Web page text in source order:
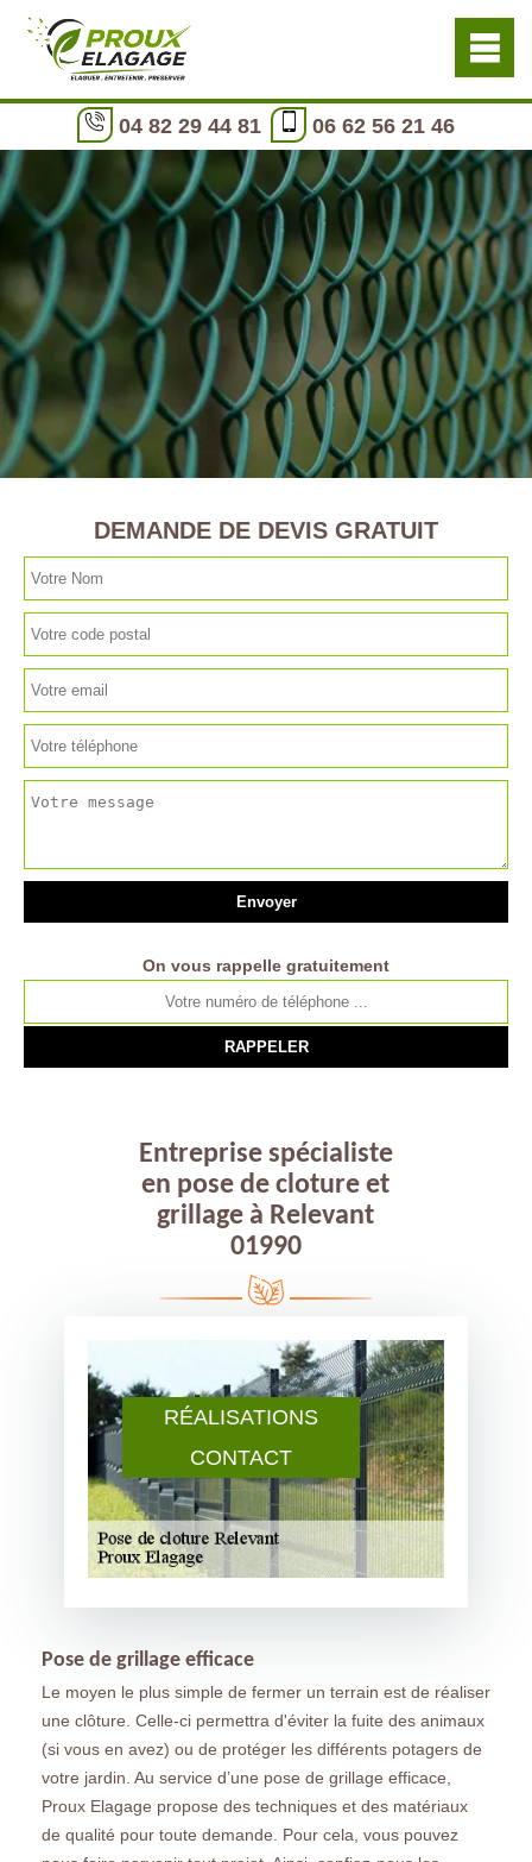
04 82 29 44 81 06 62 56 21 46
RÉALISATIONS
CONTACT
DEMANDE DE DEVIS GRATUIT
On vous rappelle gratuitement
Entreprise spécialiste
en pose de cloture et
grillage à Relevant
01990
Pose de grillage efficace
Le moyen le plus simple de fermer un terrain est de réaliser
une clôture. Celle-ci permettra d'éviter la fuite des animaux
(si vous en avez) ou de protéger les différents potagers de
votre jardin. Au service d’une pose de grillage efficace,
Proux Elagage propose des techniques et des matériaux
de qualité pour toute demande. Pour cela, vous pouvez